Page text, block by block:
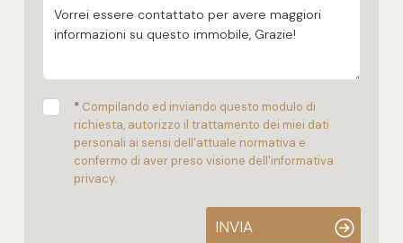
* Compilando ed inviando questo modulo di
richiesta, autorizzo il trattamento dei miei dati
personali ai sensi dell'attuale normativa e
confermo di aver preso visione dell'informativa
privacy.
INVIA